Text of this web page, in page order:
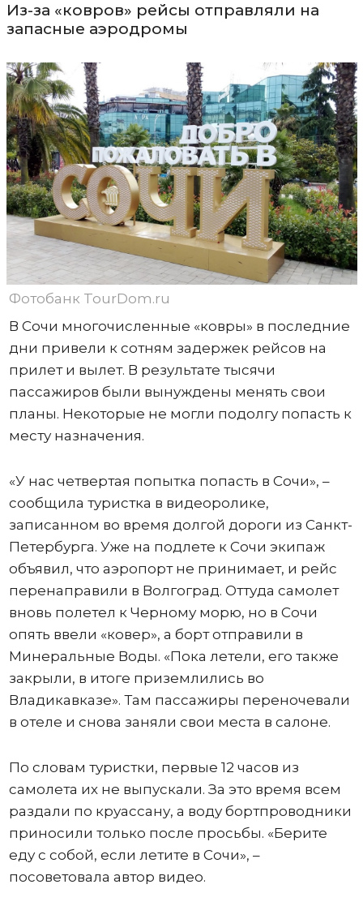
Из-за «ковров» рейсы отправляли на
запасные аэродромы
Фотобанк TourDom.ru
В Сочи многочисленные «ковры» в последние
дни привели к сотням задержек рейсов на
прилет и вылет. В результате тысячи
пассажиров были вынуждены менять свои
планы. Некоторые не могли подолгу попасть к
месту назначения.
«У нас четвертая попытка попасть в Сочи», –
сообщила туристка в видеоролике,
записанном во время долгой дороги из Санкт-
Петербурга. Уже на подлете к Сочи экипаж
объявил, что аэропорт не принимает, и рейс
перенаправили в Волгоград. Оттуда самолет
вновь полетел к Черному морю, но в Сочи
опять ввели «ковер», а борт отправили в
Минеральные Воды. «Пока летели, его также
закрыли, в итоге приземлились во
Владикавказе». Там пассажиры переночевали
в отеле и снова заняли свои места в салоне.
По словам туристки, первые 12 часов из
самолета их не выпускали. За это время всем
раздали по круассану, а воду бортпроводники
приносили только после просьбы. «Берите
еду с собой, если летите в Сочи», –
посоветовала автор видео.